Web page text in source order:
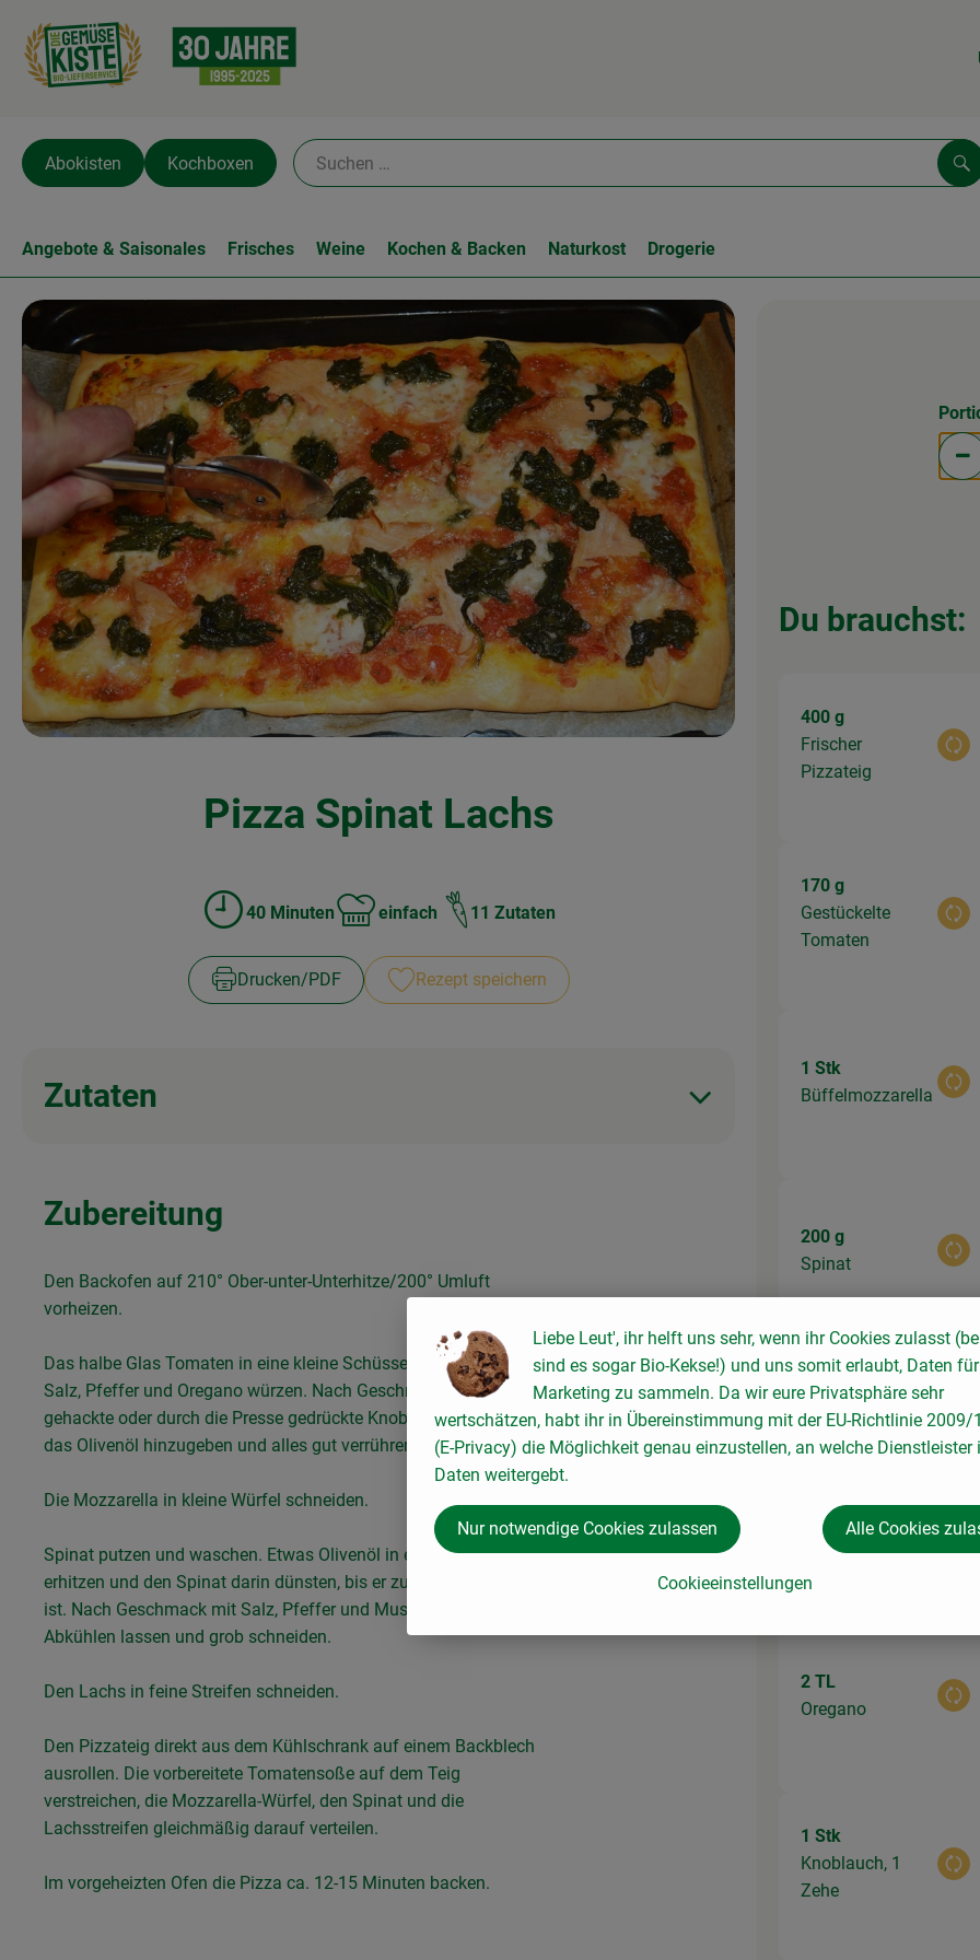
Abokisten Kochboxen
Angebote & Saisonales Frisches Weine Kochen & Backen Naturkost Drogerie
Pizza Spinat Lachs
Zubreitungszeit:
40 Minuten
Schwierigkeit:
einfach 11 Zutaten
Drucken​/​PDF Rezept speichern
Zutaten
Zubereitung
Den Backofen auf 210° Ober-unter-Unterhitze/200° Umluft
vorheizen.
Das halbe Glas Tomaten in eine kleine Schüssel geben und mit
Salz, Pfeffer und Oregano würzen. Nach Geschmack eine fein
gehackte oder durch die Presse gedrückte Knoblauchzehe und
das Olivenöl hinzugeben und alles gut verrühren.
Die Mozzarella in kleine Würfel schneiden.
Spinat putzen und waschen. Etwas Olivenöl in einer Pfanne
erhitzen und den Spinat darin dünsten, bis er zusammengefallen
ist. Nach Geschmack mit Salz, Pfeffer und Muskat würzen.
Abkühlen lassen und grob schneiden.
Den Lachs in feine Streifen schneiden.
Den Pizzateig direkt aus dem Kühlschrank auf einem Backblech
ausrollen. Die vorbereitete Tomatensoße auf dem Teig
verstreichen, die Mozzarella-Würfel, den Spinat und die
Lachsstreifen gleichmäßig darauf verteilen.
Im vorgeheizten Ofen die Pizza ca. 12-15 Minuten backen.
Du brauchst:
400 g
Frischer
Pizzateig
170 g
Gestückelte
Tomaten
1 Stk
Büffelmozzarella
200 g
Spinat
50 g
Räucherlachs in
Scheiben
Du hast
2 TL
Oregano
1 Stk
Knoblauch, 1
Zehe
Liebe Leut', ihr helft uns sehr, wenn ihr Cookies zulasst
sind es sogar Bio-Kekse!) und uns somit erlaubt, Daten
Marketing zu sammeln. Da wir eure Privatsphäre sehr
wertschätzen, habt ihr in Übereinstimmung mit der EU-Richtlinie 2009/
(E-Privacy) die Möglichkeit genau einzustellen, an welche Dienstleister
Daten weitergebt.
Cookieeinstellungen
Nur notwendige Cookies zulassen Alle Cookies